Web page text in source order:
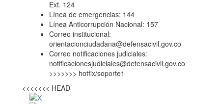
Ext. 124
Línea de emergencias: 144
Línea Anticorrupción Nacional: 157
Correo institucional:
orientacionciudadana@defensacivil.gov.co
Correo notificaciones judiciales:
notificacionesjudiciales@defensacivil.gov.co
>>>>>>> hotfix/soporte1
<<<<<<< HEAD